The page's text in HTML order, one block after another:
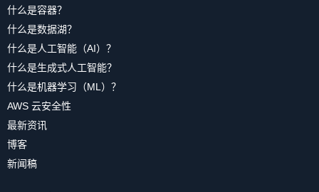
什么是容器？
什么是数据湖？
什么是人工智能（AI）？
什么是生成式人工智能？
什么是机器学习（ML）？
AWS 云安全性
最新资讯
博客
新闻稿